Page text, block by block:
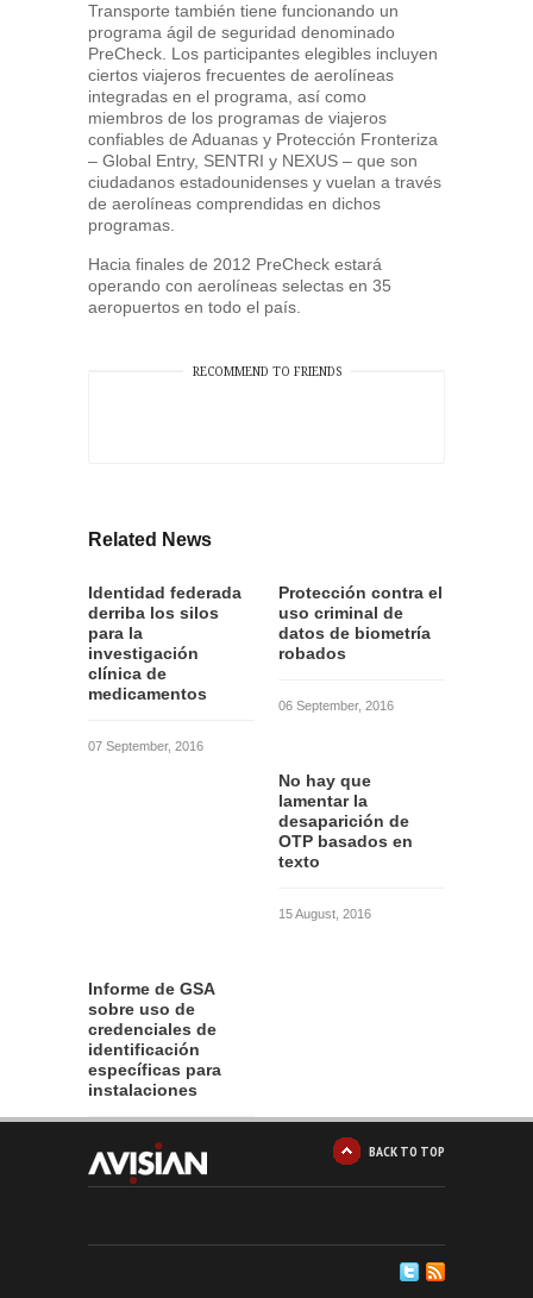
Transporte también tiene funcionando un
programa ágil de seguridad denominado
PreCheck. Los participantes elegibles incluyen
ciertos viajeros frecuentes de aerolíneas
integradas en el programa, así como
miembros de los programas de viajeros
confiables de Aduanas y Protección Fronteriza
– Global Entry, SENTRI y NEXUS – que son
ciudadanos estadounidenses y vuelan a través
de aerolíneas comprendidas en dichos
programas.
Hacia finales de 2012 PreCheck estará
operando con aerolíneas selectas en 35
aeropuertos en todo el país.
RECOMMEND TO FRIENDS
Related News
Identidad federada
derriba los silos
para la
investigación
clínica de
medicamentos
07 September, 2016
Protección contra el
uso criminal de
datos de biometría
robados
06 September, 2016
No hay que
lamentar la
desaparición de
OTP basados en
texto
15 August, 2016
Informe de GSA
sobre uso de
credenciales de
identificación
específicas para
instalaciones
12 August, 2016 BACK TO TOP